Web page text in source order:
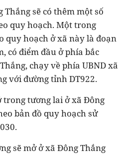
sẽ có thêm một số
quy hoạch. Một trong
quy hoạch ở xã này là đoạn
có điểm đầu ở phía bắc
chạy về phía UBND xã
với đường tỉnh DT922.
trong tương lai ở xã Đông
bản đồ quy hoạch sử
sẽ mở ở xã Đông Thắng